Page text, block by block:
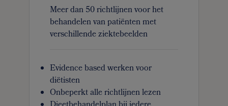
Meer dan 50 richtlijnen voor het
behandelen van patiënten met
verschillende ziektebeelden
Evidence based werken voor
diëtisten
Onbeperkt alle richtlijnen lezen